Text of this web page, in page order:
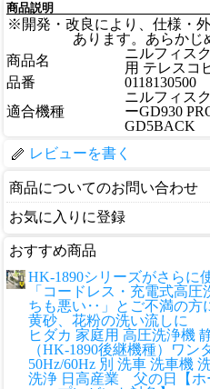
商品説明
※開発・改良により、仕様・
あります。あらかじ
商品名
ニルフィス
用 テレスコ
品番
0118130500
適合機種
ニルフィス
ーGD930
GD5BACK
レビューを書く
商品についてのお問い合わせ
お気に入りに登録
おすすめ商品
HK-1890シリーズがさらに
「コードレス・充電式高
ちも悪い‥」とご不満の方
黄砂、花粉の洗い流しに
ヒダカ 家庭用 高圧洗浄機
（HK-1890後継機種）ワ
50Hz/60Hz 別 洗車 洗車機
洗浄 日高産業 父の日【ホ